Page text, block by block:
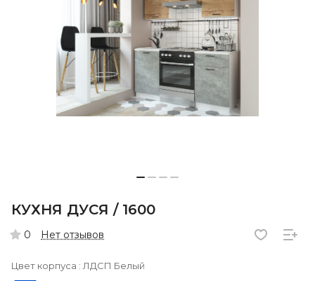
КУХНЯ ДУСЯ / 1600
0 Нет отзывов
Цвет корпуса :ЛДСП Белый